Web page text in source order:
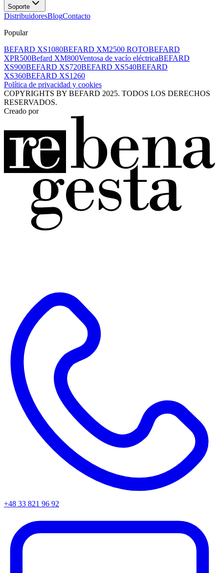
Soporte
DistribuidoresBlogContacto
Popular
BEFARD XS1080BEFARD XM2500 ROTOBEFARD
XPR500Befard XM800Ventosa de vacío eléctricaBEFARD
XS900BEFARD XS720BEFARD XS540BEFARD
XS360BEFARD XS1260
Política de privacidad y cookies
COPYRIGHTS BY BEFARD 2025. TODOS LOS DERECHOS
RESERVADOS.
Creado por
+48 33 821 96 92